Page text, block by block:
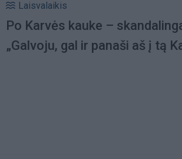
Laisvalaikis
Po Karvės kauke –
„Galvoju, gal ir panaši aš į tą